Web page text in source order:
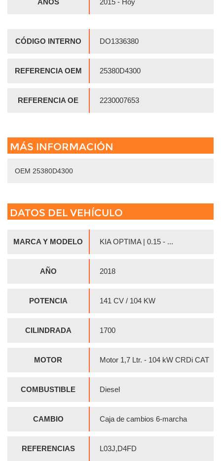
AÑOS 2015 - Hoy
CÓDIGO INTERNO DO1336380
REFERENCIA OEM 25380D4300
REFERENCIA OE 2230007653
MÁS INFORMACIÓN
OEM 25380D4300
DATOS DEL VEHÍCULO
MARCA Y MODELO KIA OPTIMA | 0.15 - ...
AÑO 2018
POTENCIA 141 CV / 104 KW
CILINDRADA 1700
MOTOR Motor 1,7 Ltr. - 104 kW CRDi CAT
COMBUSTIBLE Diesel
CAMBIO Caja de cambios 6-marcha
REFERENCIAS L03J,D4FD